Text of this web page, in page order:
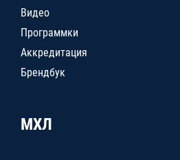
Видео
Программки
Аккредитация
Брендбук
МХЛ